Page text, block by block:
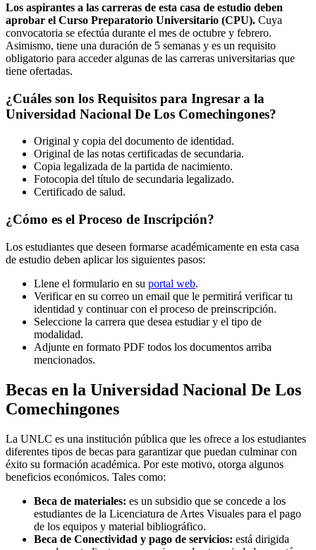
Los aspirantes a las carreras de esta casa de estudio deben
aprobar el Curso Preparatorio Universitario (CPU). Cuya
convocatoria se efectúa durante el mes de octubre y febrero.
Asimismo, tiene una duración de 5 semanas y es un requisito
obligatorio para acceder algunas de las carreras universitarias que
tiene ofertadas.
¿Cuáles son los Requisitos para Ingresar a la
Universidad Nacional De Los Comechingones?
Original y copia del documento de identidad.
Original de las notas certificadas de secundaria.
Copia legalizada de la partida de nacimiento.
Fotocopia del título de secundaria legalizado.
Certificado de salud.
¿Cómo es el Proceso de Inscripción?
Los estudiantes que deseen formarse académicamente en esta casa
de estudio deben aplicar los siguientes pasos:
Llene el formulario en su portal web.
Verificar en su correo un email que le permitirá verificar tu
identidad y continuar con el proceso de preinscripción.
Seleccione la carrera que desea estudiar y el tipo de
modalidad.
Adjunte en formato PDF todos los documentos arriba
mencionados.
Becas en la Universidad Nacional De Los
Comechingones
La UNLC es una institución pública que les ofrece a los estudiantes
diferentes tipos de becas para garantizar que puedan culminar con
éxito su formación académica. Por este motivo, otorga algunos
beneficios económicos. Tales como:
Beca de materiales: es un subsidio que se concede a los
estudiantes de la Licenciatura de Artes Visuales para el pago
de los equipos y material bibliográfico.
Beca de Conectividad y pago de servicios: está dirigida